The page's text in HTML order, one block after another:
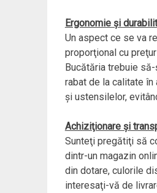
Ergonomie şi
Un aspect ce se va
proporţional cu
Bucătăria trebuie
rabat de la calitate
şi ustensilelor,
Achiziţionare şi
Sunteţi pregătiţi să
dintr-un magazin
din dotare, culorile
interesaţi-vă de